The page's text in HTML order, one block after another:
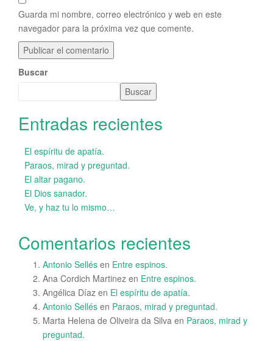
Guarda mi nombre, correo electrónico y web en este
navegador para la próxima vez que comente.
Buscar
Buscar
Entradas recientes
El espíritu de apatía.
Paraos, mirad y preguntad.
El altar pagano.
El Dios sanador.
Ve, y haz tu lo mismo…
Comentarios recientes
Antonio Sellés en Entre espinos.
Ana Cordich Martinez en Entre espinos.
Angélica Díaz en El espíritu de apatía.
Antonio Sellés en Paraos, mirad y preguntad.
Marta Helena de Oliveira da Silva en Paraos, mirad y
preguntad.